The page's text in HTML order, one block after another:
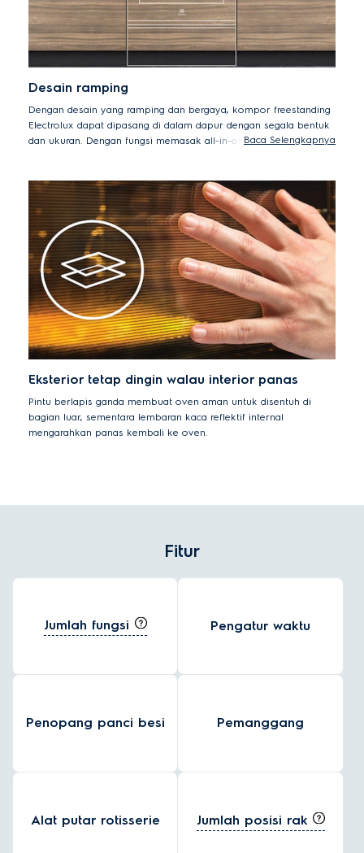
Desain ramping
Dengan desain yang ramping dan bergaya, kompor freestanding
Electrolux dapat dipasang di dalam dapur dengan segala bentuk
dan ukuran. Dengan fungsi memasak all-in-one, Anda dapat
dengan satu alat.
Baca Selengkapnya
Eksterior tetap dingin walau interior panas
Pintu berlapis ganda membuat oven aman untuk disentuh di
bagian luar, sementara lembaran kaca reflektif internal
mengarahkan panas kembali ke oven.
Fitur
Jumlah fungsi Pengatur waktu
Penopang panci besi Pemanggang
Alat putar rotisserie Jumlah posisi rak